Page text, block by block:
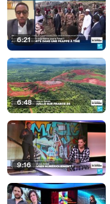
6:21
6:48
9:16